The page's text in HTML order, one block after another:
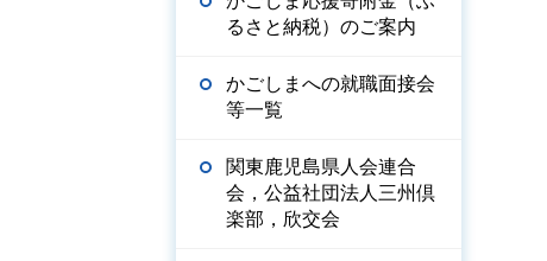
るさと納税）のご案内
かごしまへの就職面接会
等一覧
関東鹿児島県人会連合
会，公益社団法人三州倶
楽部，欣交会